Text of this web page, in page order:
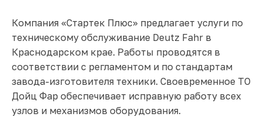
Компания «Стартек Плюс» предлагает услуги по
техническому обслуживание Deutz Fahr в
Краснодарском крае. Работы проводятся в
соответствии с регламентом и по стандартам
завода-изготовителя техники. Своевременное ТО
Дойц Фар обеспечивает исправную работу всех
узлов и механизмов оборудования.